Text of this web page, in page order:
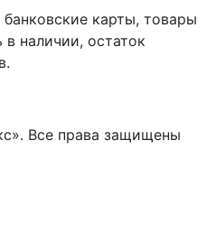
карты, товары
наличии, остаток
Все права защищены